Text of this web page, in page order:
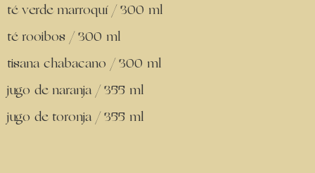
té verde marroquí / 300 ml
té rooibos / 300 ml
tisana chabacano / 300 ml
jugo de naranja / 355 ml
jugo de toronja / 355 ml